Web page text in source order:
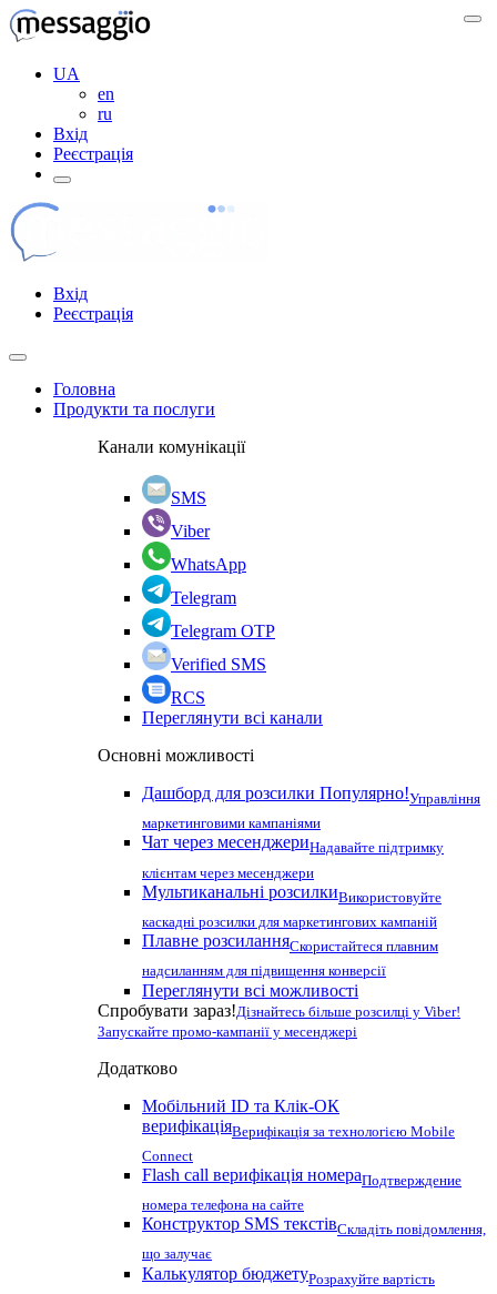
UA
en
ru
Вхід
Реєстрація
Вхід
Реєстрація
Головна
Продукти та послуги
Канали комунікації
SMS
Viber
WhatsApp
Telegram
Telegram OTP
Verified SMS
RCS
Переглянути всі канали
Основні можливості
Дашборд для розсилки Популярно!Управління
маркетинговими кампаніями
Чат через месенджериНадавайте підтримку
клієнтам через месенджери
Мультиканальні розсилкиВикористовуйте
каскадні розсилки для маркетингових кампаній
Плавне розсиланняСкористайтеся плавним
надсиланням для підвищення конверсії
Переглянути всі можливості
Спробувати зараз!Дізнайтесь більше розсилці у Viber!
Запускайте промо-кампанії у месенджері
Додатково
Мобільний ID та Клік-ОК
верифікаціяВерифікація за технологією Mobile
Connect
Flash call верифікація номераПодтверждение
номера телефона на сайте
Конструктор SMS текстівСкладіть повідомлення,
що залучає
Калькулятор бюджетуРозрахуйте вартість